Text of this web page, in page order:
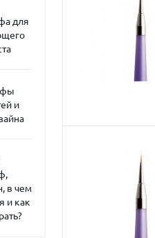
для
и
в чем
и как